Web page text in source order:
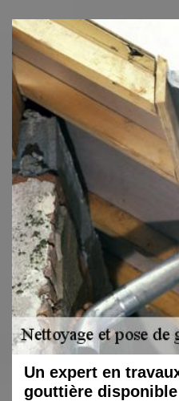
Un expert en
gouttière